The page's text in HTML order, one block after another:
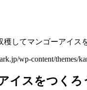
穫してマンゴーアイス
wp-content/themes/
イスをつくろ